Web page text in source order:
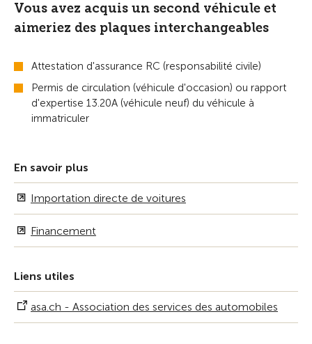
Vous avez acquis un second véhicule et
aimeriez des plaques interchangeables
Attestation d'assurance RC (responsabilité civile)
Permis de circulation (véhicule d'occasion) ou rapport
d'expertise 13.20A (véhicule neuf) du véhicule à
immatriculer
En savoir plus
Importation directe de voitures
Financement
Liens utiles
asa.ch - Association des services des automobiles